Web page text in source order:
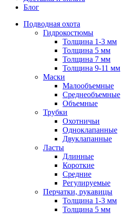
Блог
Подводная охота
Гидрокостюмы
Толщина 1-3 мм
Толщина 5 мм
Толщина 7 мм
Толщина 9-11 мм
Маски
Малообъемные
Среднеобъемные
Объемные
Трубки
Охотничьи
Одноклапанные
Двуклапанные
Ласты
Длинные
Короткие
Средние
Регулируемые
Перчатки, рукавицы
Толщина 1-3 мм
Толщина 5 мм